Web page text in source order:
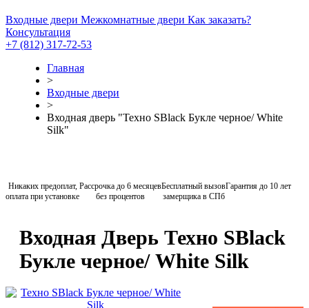
Входные двери Межкомнатные двери Как заказать?
Консультация
+7 (812) 317-72-53
Главная
>
Входные двери
>
Входная дверь "Техно SBlack Букле черное/ White
Silk"
Никаких предоплат,
оплата при установке
Рассрочка до 6 месяцев
без процентов
Бесплатный вызов
замерщика в СПб
Гарантия до 10 лет
Входная Дверь Техно SBlack
Букле черное/ White Silk